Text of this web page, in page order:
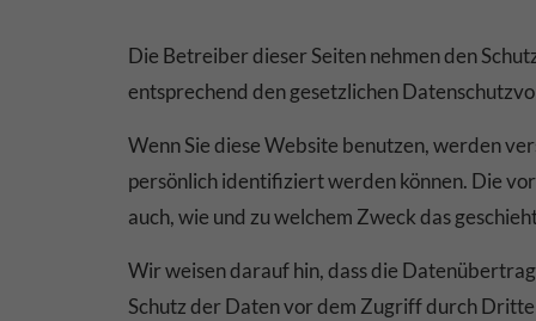
Die Betreiber dieser Seiten nehmen den
entsprechend den gesetzlichen
Wenn Sie diese Website benutzen, werden
persönlich identifiziert werden können. Die
auch, wie und zu welchem Zweck das
Wir weisen darauf hin, dass die
Schutz der Daten vor dem Zugriff durch